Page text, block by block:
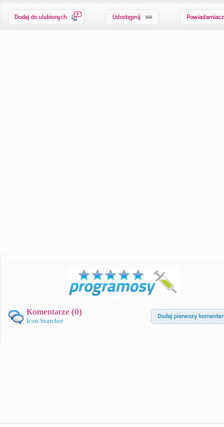
0
Komentarze (0)
Icon Searcher